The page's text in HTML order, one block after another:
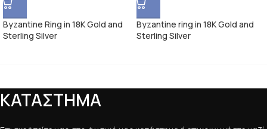
Byzantine Ring in 18K Gold and
Sterling Silver
Byzantine ring in 18K Gold and
Sterling Silver
ΚΑΤΑΣΤΗΜΑ